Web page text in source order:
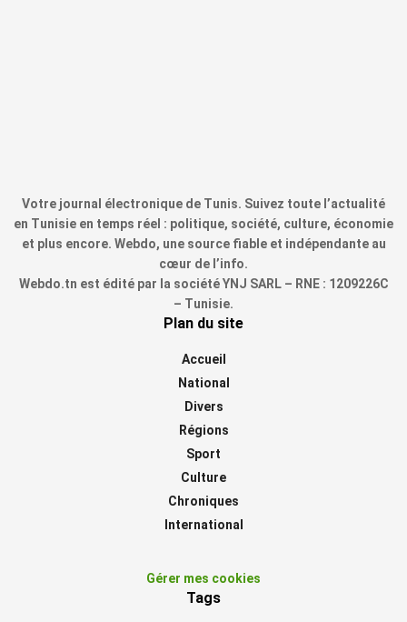
Votre journal électronique de Tunis. Suivez toute l’actualité
en Tunisie en temps réel : politique, société, culture, économie
et plus encore. Webdo, une source fiable et indépendante au
cœur de l’info.
Webdo.tn est édité par la société YNJ SARL – RNE : 1209226C
– Tunisie.
Plan du site
Accueil
National
Divers
Régions
Sport
Culture
Chroniques
International
Gérer mes cookies
Tags